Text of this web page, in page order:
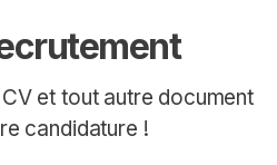
et tout autre document
candidature !